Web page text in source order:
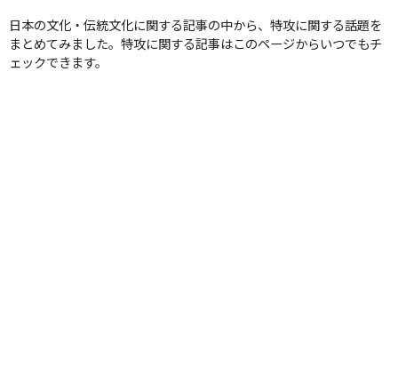
日本の文化・伝統文化に関する記事の中から、特攻に関する話題を
まとめてみました。特攻に関する記事はこのページからいつでもチ
ェックできます。